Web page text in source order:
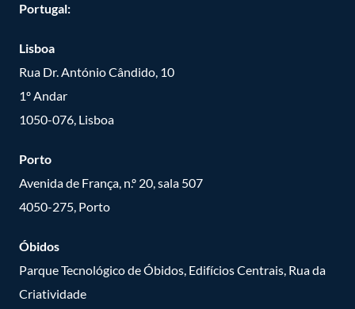
Portugal:
Lisboa
Rua Dr. António Cândido, 10
1º Andar
1050-076, Lisboa
Porto
Avenida de França, n.º 20, sala 507
4050-275, Porto
Óbidos
Parque Tecnológico de Óbidos, Edifícios Centrais, Rua da
Criatividade